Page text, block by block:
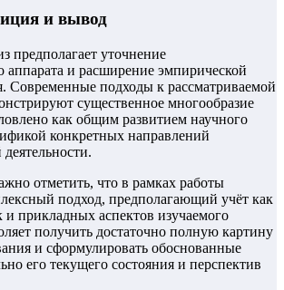
и вывод
предполагает уточнение
аппарата и расширение эмпирической
Современные подходы к рассматриваемой
существенное многообразие
как общим развитием научного
конкретных направлений
деятельности.
отметить, что в рамках работы
подход, предполагающий учёт как
и прикладных аспектов изучаемого
получить достаточно полную картину
и сформулировать обоснованные
его текущего состояния и перспектив